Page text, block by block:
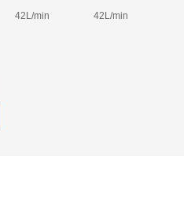
42L/min 42L/min